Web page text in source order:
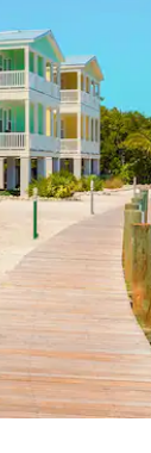
イプして検索結